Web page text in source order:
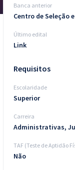
Banca anterior
Centro de Seleção
Último edital
Link
Requisitos
Escolaridade
Superior
Carreira
Administrativas,
TAF (Teste de Aptidão
Não